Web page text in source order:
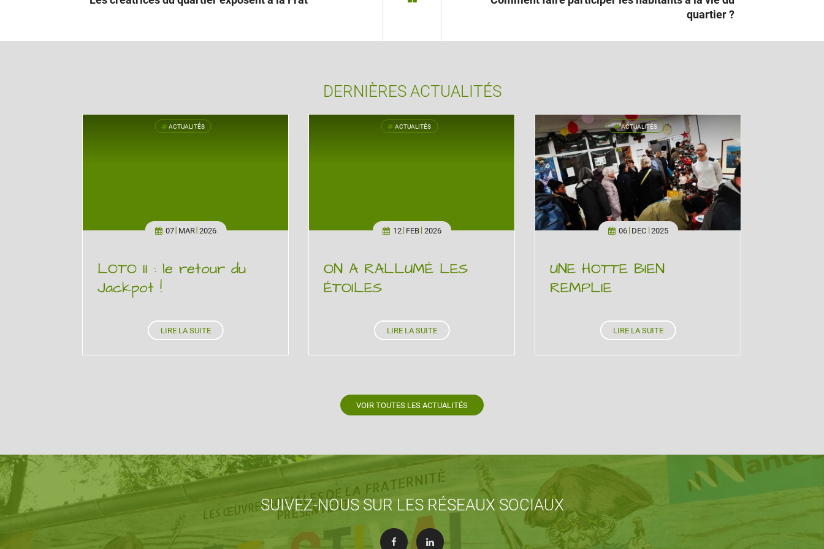
quartier ?
DERNIÈRES ACTUALITÉS
ACTUALITÉS '
07 MAR 2026
LOTO II : le retour du
Jackpot !
LIRE LA SUITE
ACTUALITÉS '
12 FEB 2026
ON A RALLUMÉ LES
ÉTOILES
LIRE LA SUITE
ACTUALITÉS '
06 DEC 2025
UNE HOTTE BIEN
REMPLIE
LIRE LA SUITE
VOIR TOUTES LES ACTUALITÉS
SUIVEZ-NOUS SUR LES RÉSEAUX SOCIAUX